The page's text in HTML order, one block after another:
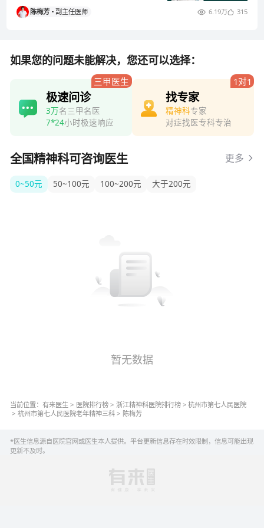
现可导致大脑供血不足，引起老
年痴呆
陈梅芳 副主任医师 6.19万 315
如果您的问题未能解决，您还可以选择：
三甲医生
极速问诊
3万名三甲名医
7*24小时极速响应
1对1
找专家
精神科专家
对症找医专科专治
全国精神科可咨询医生 更多
0~50元 50~100元 100~200元 大于200元
暂无数据
当前位置： 有来医生 > 医院排行榜 > 浙江精神科医院排行榜 > 杭州市第七人民医院
> 杭州市第七人民医院老年精神三科 > 陈梅芳
*医生信息源自医院官网或医生本人提供。平台更新信息存在时效限制，信息可能出现
更新不及时。